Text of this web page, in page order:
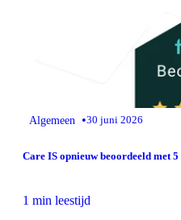
Algemeen •30 juni 2026
Care IS opnieuw beoordeeld met
1 min leestijd